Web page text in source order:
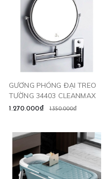
GƯƠNG PHÓNG ĐẠI TREO
TƯỜNG 34403 CLEANMAX
1.270.000₫ 1.350.000₫